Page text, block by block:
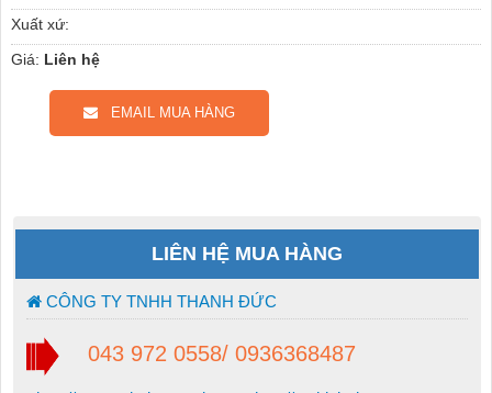
Xuất xứ:
Giá: Liên hệ
EMAIL MUA HÀNG
LIÊN HỆ MUA HÀNG
CÔNG TY TNHH THANH ĐỨC
043 972 0558/ 0936368487